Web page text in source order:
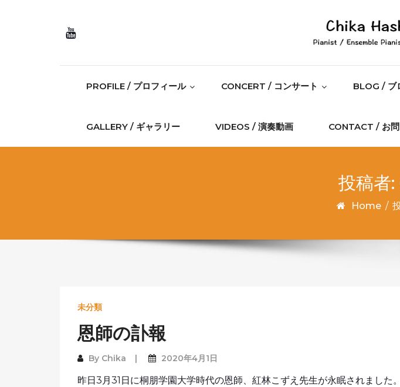
PROFILE / プロフィール CONCERT / コンサート BLOG / ブ
GALLERY / ギャラリー VIDEOS / 演奏動画 CONTACT / お
投稿者:
Home /
未分類
恩師の訃報
By Chika 2020年4月1日
昨日3月31日に桐朋学園大学時代の恩師、紅林こずえ先生が永眠されました。